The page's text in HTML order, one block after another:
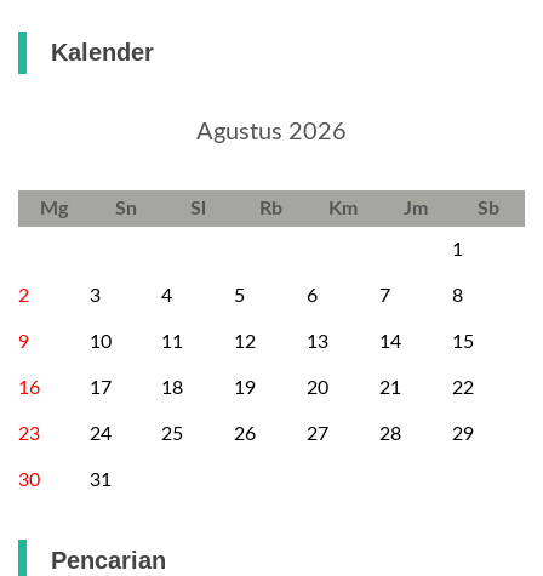
Kalender
Agustus 2026
Mg Sn Sl Rb Km Jm Sb
1
2 3 4 5 6 7 8
9 10 11 12 13 14 15
16 17 18 19 20 21 22
23 24 25 26 27 28 29
30 31
Pencarian